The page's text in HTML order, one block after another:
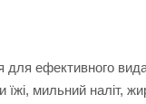
для ефективного
мильний наліт,